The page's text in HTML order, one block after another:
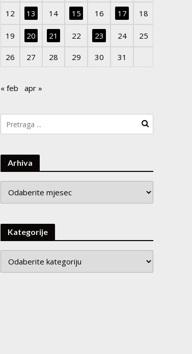
12 13 14 15 16 17 18
19 20 21 22 23 24 25
26 27 28 29 30 31
« feb apr »
Arhiva
Kategorije